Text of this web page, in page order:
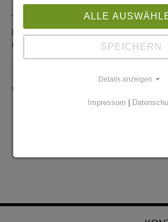
Anzeigen-Service
graen@mediaworldgmbh.deoder
meyer@mediaworldgmbh.de
tipps@stadtglanz.de
ALLE
SPEICHERN
Details anzeigen
Impressum |